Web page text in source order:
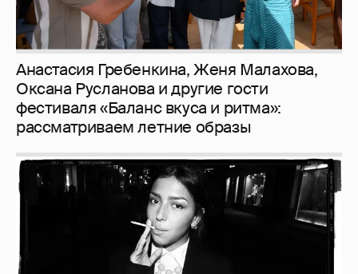
Рублёвские дочки 187